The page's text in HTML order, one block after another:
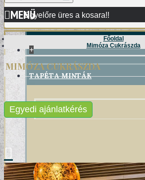
Egyelőre üres a kosara!!
MENÜ
+
TAPÉTA MINTÁK
DAMASK TAPÉTÁK
Főoldal
Mimóza Cukrászda
MIMÓZA CUKRÁSZDA
Egyedi ajánlatkérés